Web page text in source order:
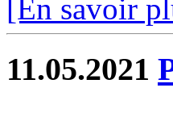
[En savoir
11.05.2021